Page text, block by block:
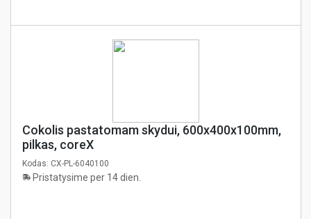
Cokolis pastatomam skydui, 600x400x100mm,
pilkas, coreX
Kodas: CX-PL-6040100
Pristatysime per 14 dien.